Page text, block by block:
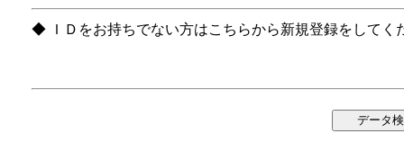
◆ ＩＤをお持ちでない方はこちらから新規登録をしてく